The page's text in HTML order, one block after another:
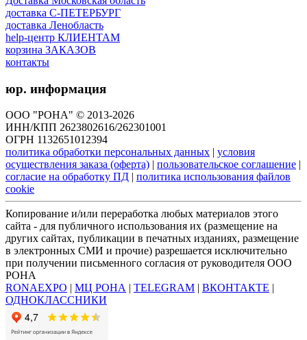
доставка С-ПЕТЕРБУРГ
доставка Ленобласть
help-центр КЛИЕНТАМ
корзина ЗАКАЗОВ
контакты
юр. информация
ООО "РОНА" © 2013-2026
ИНН/КПП 2623802616/262301001
ОГРН 1132651012394
политика обработки персональных данных
условия
осуществления заказа (оферта)
пользовательское соглашение
согласие на обработку ПД
политика использования файлов
cookie
Копирование и/или переработка любых материалов этого
сайта - для публичного использования их (размещение на
других сайтах, публикации в печатных изданиях, размещение
в электронных СМИ и прочие) разрешается исключительно
при получении письменного согласия от руководителя ООО
РОНА
RONAEXPO
МЦ РОНА TELEGRAM ВКОНТАКТЕ
ОДНОКЛАССНИКИ